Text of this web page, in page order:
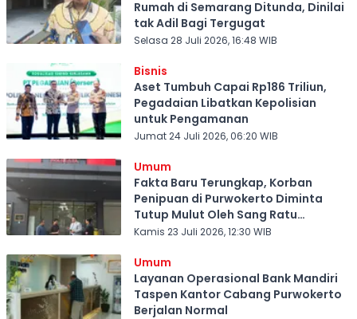
Rumah di Semarang Ditunda, Dinilai
tak Adil Bagi Tergugat
Selasa 28 Juli 2026, 16:48 WIB
Bisnis
Aset Tumbuh Capai Rp186 Triliun,
Pegadaian Libatkan Kepolisian
untuk Pengamanan
Jumat 24 Juli 2026, 06:20 WIB
Umum
Fakta Baru Terungkap, Korban
Penipuan di Purwokerto Diminta
Tutup Mulut Oleh Sang Ratu
Investasi Bodong
Kamis 23 Juli 2026, 12:30 WIB
Umum
Layanan Operasional Bank Mandiri
Taspen Kantor Cabang Purwokerto
Berjalan Normal